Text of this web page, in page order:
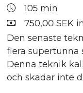
105 min
750,00 SEK
Den senaste
flera supertunna
Denna teknik
och skadar inte